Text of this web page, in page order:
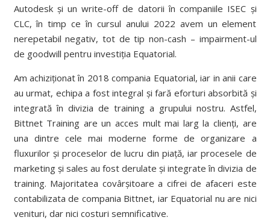
Autodesk și un write-off de datorii în companiile ISEC și
CLC, în timp ce în cursul anului 2022 avem un element
nerepetabil negativ, tot de tip non-cash – impairment-ul
de goodwill pentru investiția Equatorial.
Am achiziționat în 2018 compania Equatorial, iar in anii care
au urmat, echipa a fost integral și fară eforturi absorbită și
integrată în divizia de training a grupului nostru. Astfel,
Bittnet Training are un acces mult mai larg la clienți, are
una dintre cele mai moderne forme de organizare a
fluxurilor și proceselor de lucru din piață, iar procesele de
marketing și sales au fost derulate și integrate în divizia de
training. Majoritatea covârșitoare a cifrei de afaceri este
contabilizata de compania Bittnet, iar Equatorial nu are nici
venituri, dar nici costuri semnificative.